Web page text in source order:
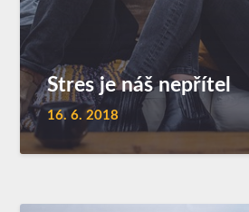
Stres je náš nepřítel
16. 6. 2018